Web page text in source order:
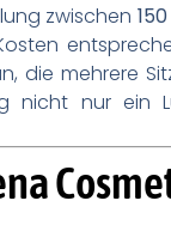
zwischen
die mehrere
nicht nur ein